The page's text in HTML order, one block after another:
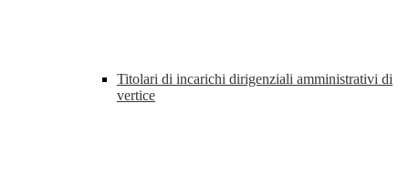
Titolari di incarichi dirigenziali amministrativi di
vertice